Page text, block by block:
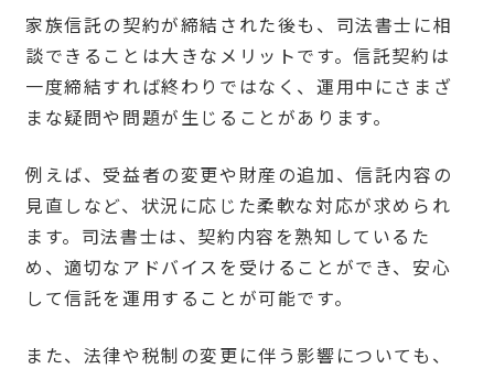
家族信託の契約が締結された後も、司法書士に相
談できることは大きなメリットです。信託契約は
一度締結すれば終わりではなく、運用中にさまざ
まな疑問や問題が生じることがあります。
例えば、受益者の変更や財産の追加、信託内容の
見直しなど、状況に応じた柔軟な対応が求められ
ます。司法書士は、契約内容を熟知しているた
め、適切なアドバイスを受けることができ、安心
して信託を運用することが可能です。
また、法律や税制の変更に伴う影響についても、